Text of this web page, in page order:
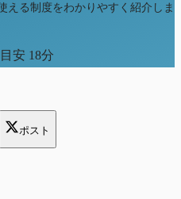
える制度をわかりやすく紹介しま
安 18分
ポスト